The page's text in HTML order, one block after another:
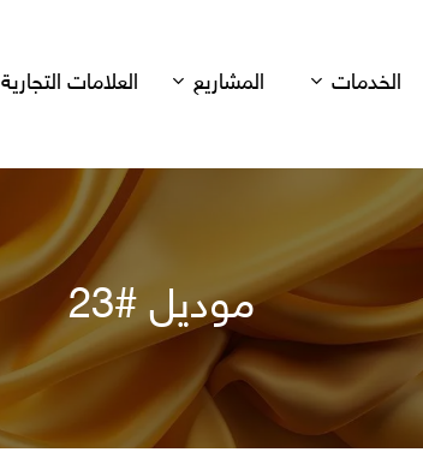
الخدمات المشاريع العلامات التجارية
موديل #23